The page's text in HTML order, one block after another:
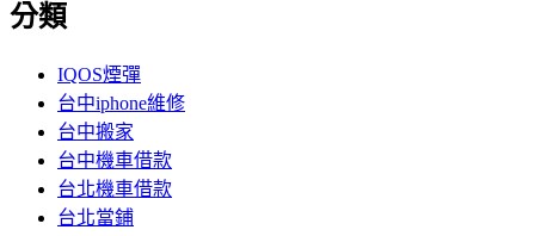
分類
IQOS煙彈
台中iphone維修
台中搬家
台中機車借款
台北機車借款
台北當鋪